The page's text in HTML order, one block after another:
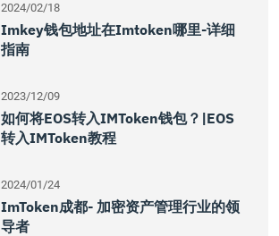
2024/02/18
Imkey钱包地址在imtoken哪里-详细
指南
2023/12/09
如何将EOS转入IMToken钱包？|EOS
转入IMToken教程
2024/01/24
ImToken成都- 加密资产管理行业的领
导者